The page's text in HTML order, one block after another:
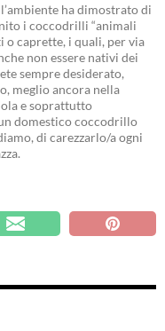
ha dimostrato di
i coccodrilli “animali
o caprette, i quali, per via
non essere nativi dei
sempre desiderato,
meglio ancora nella
e soprattutto
domestico coccodrillo
di carezzarlo/a ogni